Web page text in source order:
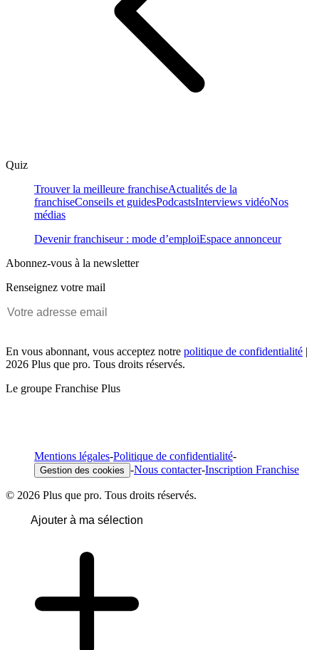
Quiz
Trouver la meilleure franchiseActualités de la
franchiseConseils et guidesPodcastsInterviews vidéoNos
médias
Devenir franchiseur : mode d’emploiEspace annonceur
Abonnez-vous à la newsletter
Renseignez votre mail
En vous abonnant, vous acceptez notre politique de confidentialité |
2026 Plus que pro. Tous droits réservés.
Le groupe Franchise Plus
Mentions légales-Politique de confidentialité-
Gestion des cookies -Nous contacter-Inscription Franchise
© 2026 Plus que pro. Tous droits réservés.
Ajouter à ma sélection